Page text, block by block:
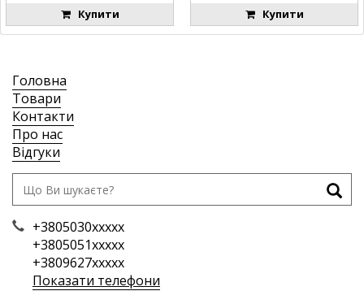
Купити Купити
Головна
Товари
Контакти
Про нас
Відгуки
+3805030xxxxx
+3805051xxxxx
+3809627xxxxx
Показати телефони